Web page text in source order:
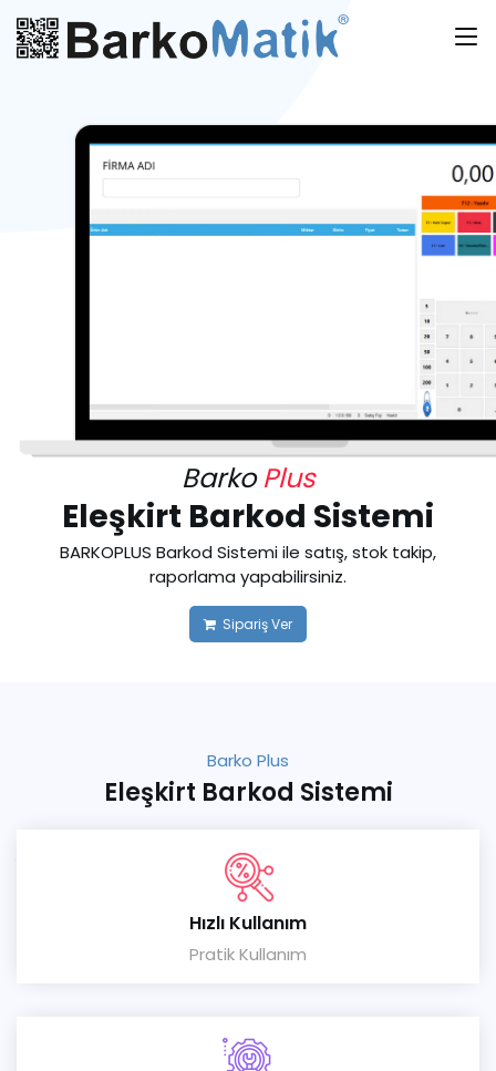
BarkoPlus
Eleşkirt Barkod Sistemi
BARKOPLUS Barkod Sistemi ile satış, stok takip,
raporlama yapabilirsiniz.
Sipariş Ver
Barko Plus
Eleşkirt Barkod Sistemi
Hızlı Kullanım
Pratik Kullanım